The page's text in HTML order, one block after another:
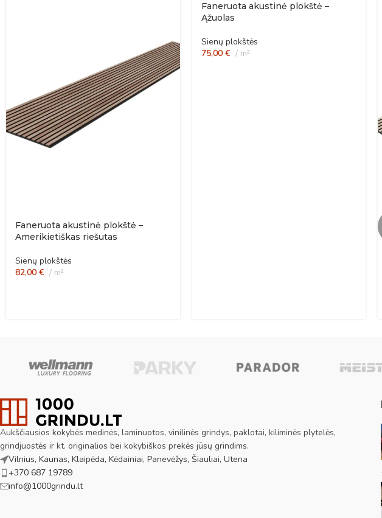
Faneruota akustinė plokštė –
Amerikietiškas riešutas
Sienų plokštės
82,00 € m²
Faneruota akustinė plokštė –
Ąžuolas
Sienų plokštės
75,00 € m²
Aukščiausios kokybės medinės, laminuotos, vinilinės grindys, paklotai, kiliminės plytelės,
grindjuostės ir kt. originalios bei kokybiškos prekės jūsų grindims.
Vilnius, Kaunas, Klaipėda, Kėdainiai, Panevėžys, Šiauliai, Utena
+370 687 19789
info@1000grindu.lt